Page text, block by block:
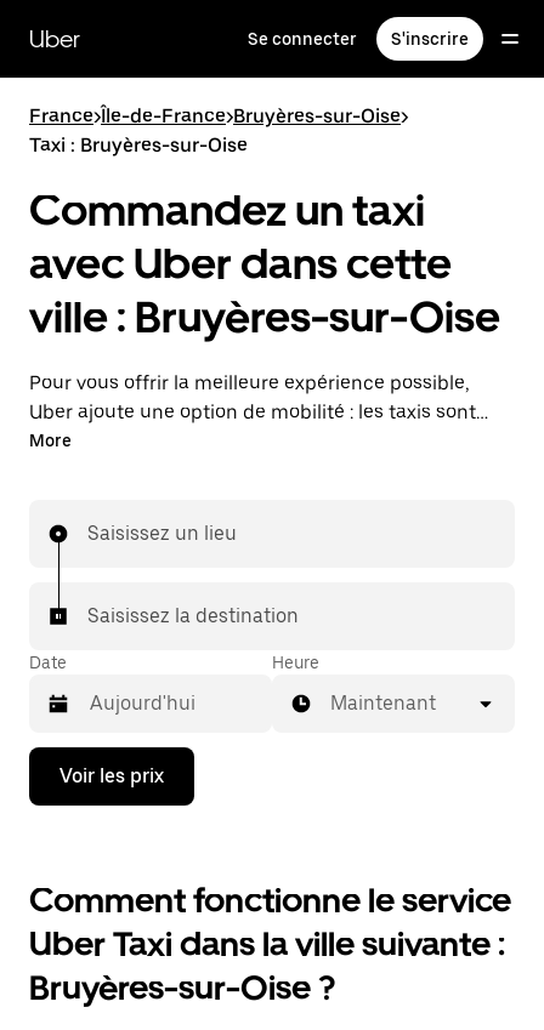
contenu
principal
Uber Se connecter S'inscrire
France>Île-de-France>Bruyères-sur-Oise>
Taxi : Bruyères-sur-Oise
Commandez un taxi
avec Uber dans cette
ville : Bruyères-sur-Oise
Pour vous offrir la meilleure expérience possible,
Uber ajoute une option de mobilité : les taxis sont
maintenant disponibles dans l'application. Uber Taxi :
More
Saisissez un lieu
Saisissez la destination
Date
Appuyez
la
bas
pour
ouvrir
le
calendrier
et
Heure
Maintenant
Voir les prix
Comment fonctionne le service
Uber Taxi dans la ville suivante :
Bruyères-sur-Oise ?